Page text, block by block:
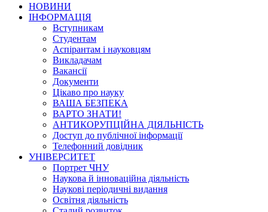
НОВИНИ
ІНФОРМАЦІЯ
Вступникам
Студентам
Аспірантам і науковцям
Викладачам
Вакансії
Документи
Цікаво про науку
ВАША БЕЗПЕКА
ВАРТО ЗНАТИ!
АНТИКОРУПЦІЙНА ДІЯЛЬНІСТЬ
Доступ до публічної інформації
Телефонний довідник
УНІВЕРСИТЕТ
Портрет ЧНУ
Наукова й інноваційна діяльність
Наукові періодичні видання
Освітня діяльність